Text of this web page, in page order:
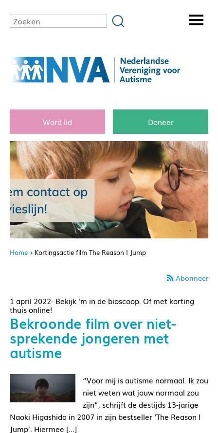
Word lid Doneer
Home Kortingsactie film The Reason I Jump
Abonneer
1 april 2022- Bekijk 'm in de bioscoop. Of met korting
thuis online!
Bekroonde film over niet-
sprekende jongeren met
autisme
“Voor mij is autisme normaal. Ik zou
niet weten wat jouw normaal zou
zijn”, schrijft de destijds 13-jarige
Naoki Higashida in 2007 in zijn bestseller ‘The Reason I
Jump’. Hiermee […]